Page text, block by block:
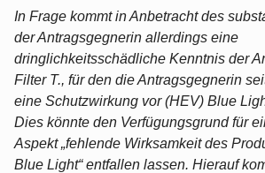
In Frage kommt in Anbetracht des
der Antragsgegnerin allerdings eine
dringlichkeitsschädliche Kenntnis der
Filter T., für den die Antragsgegnerin
eine Schutzwirkung vor (HEV) Blue
Dies könnte den Verfügungsgrund für
Aspekt „fehlende Wirksamkeit des
Blue Light“ entfallen lassen. Hierauf